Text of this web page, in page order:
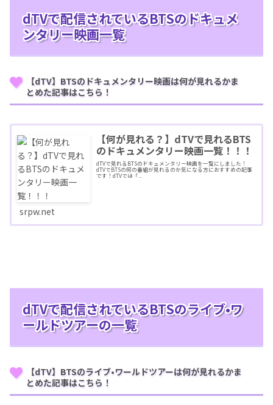
dTVで配信されているBTSのドキュメ
ンタリー映画一覧
【dTV】BTSのドキュメンタリー映画は何が見れるかま
とめた記事はこちら！
【何が見れる？】dTVで見れるBTS
のドキュメンタリー映画一覧！！！
dTVで見れるBTSのドキュメンタリー映画を一覧にしました！
dTVでBTSの何の番組が見れるのか気になる方におすすめの記事
です！dTVでは「...
srpw.net
dTVで配信されているBTSのライブ•ワ
ールドツアーの一覧
【dTV】BTSのライブ•ワールドツアーは何が見れるかま
とめた記事はこちら！